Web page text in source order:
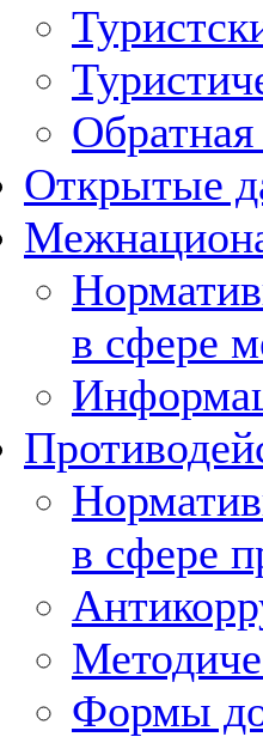
Обратная
Открытые
в сфере
в сфере
Формы